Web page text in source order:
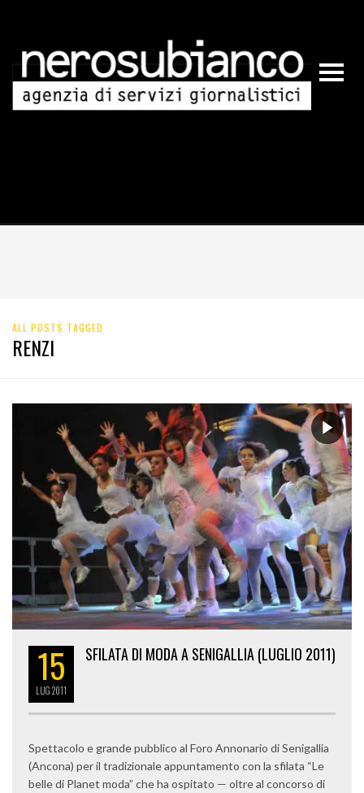
ALL POSTS TAGGED
RENZI
15
LUG2011
SFILATA DI MODA A SENIGALLIA (LUGLIO 2011)
Spettacolo e grande pubblico al Foro Annonario di Senigallia
(Ancona) per il tradizionale appuntamento con la sfilata “Le
belle di Planet moda” che ha ospitato — oltre al concorso di